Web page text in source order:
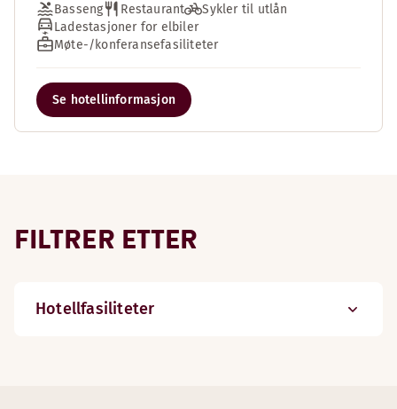
Basseng Restaurant
Sykler til utlån
Ladestasjoner for elbiler
Møte-/konferansefasiliteter
Se hotellinformasjon
FILTRER ETTER
Hotellfasiliteter